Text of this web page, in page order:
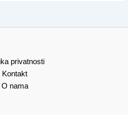
privatnosti
Kontakt
O nama